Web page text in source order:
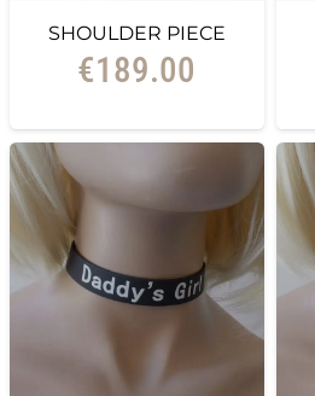
SHOULDER PIECE
€189.00